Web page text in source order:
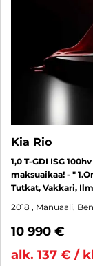
Kia Rio
1,0 T-GDI ISG
maksuaikaa! - "
Tutkat, Vakkari,
2018 , Manuaali,
10 990 €
alk. 137 € /